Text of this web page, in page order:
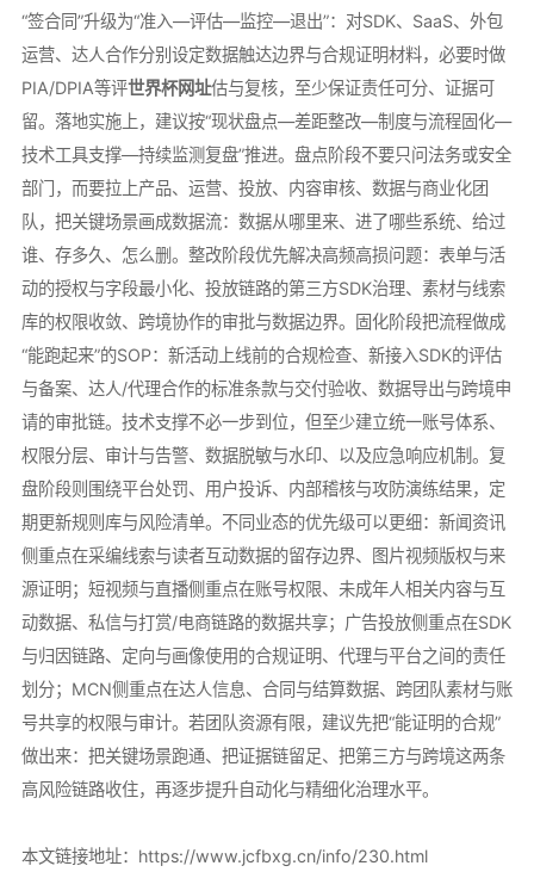
“签合同”升级为“准入—评估—监控—退出”：对SDK、SaaS、外包
运营、达人合作分别设定数据触达边界与合规证明材料，必要时做
PIA/DPIA等评世界杯网址估与复核，至少保证责任可分、证据可
留。落地实施上，建议按“现状盘点—差距整改—制度与流程固化—
技术工具支撑—持续监测复盘”推进。盘点阶段不要只问法务或安全
部门，而要拉上产品、运营、投放、内容审核、数据与商业化团
队，把关键场景画成数据流：数据从哪里来、进了哪些系统、给过
谁、存多久、怎么删。整改阶段优先解决高频高损问题：表单与活
动的授权与字段最小化、投放链路的第三方SDK治理、素材与线索
库的权限收敛、跨境协作的审批与数据边界。固化阶段把流程做成
“能跑起来”的SOP：新活动上线前的合规检查、新接入SDK的评估
与备案、达人/代理合作的标准条款与交付验收、数据导出与跨境申
请的审批链。技术支撑不必一步到位，但至少建立统一账号体系、
权限分层、审计与告警、数据脱敏与水印、以及应急响应机制。复
盘阶段则围绕平台处罚、用户投诉、内部稽核与攻防演练结果，定
期更新规则库与风险清单。不同业态的优先级可以更细：新闻资讯
侧重点在采编线索与读者互动数据的留存边界、图片视频版权与来
源证明；短视频与直播侧重点在账号权限、未成年人相关内容与互
动数据、私信与打赏/电商链路的数据共享；广告投放侧重点在SDK
与归因链路、定向与画像使用的合规证明、代理与平台之间的责任
划分；MCN侧重点在达人信息、合同与结算数据、跨团队素材与账
号共享的权限与审计。若团队资源有限，建议先把“能证明的合规”
做出来：把关键场景跑通、把证据链留足、把第三方与跨境这两条
高风险链路收住，再逐步提升自动化与精细化治理水平。
本文链接地址： https://www.jcfbxg.cn/info/230.html